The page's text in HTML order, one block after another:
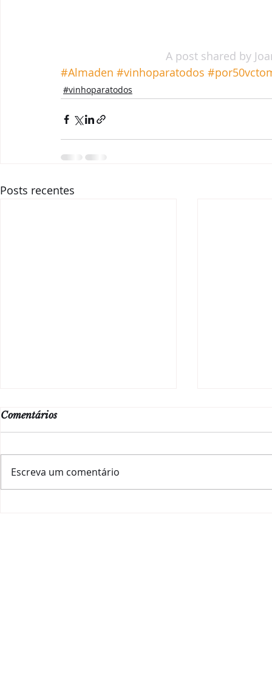
A post shared by
#Almaden #vinhoparatodos
#vinhoparatodos
Posts recentes
Comentários
Escreva um comentário